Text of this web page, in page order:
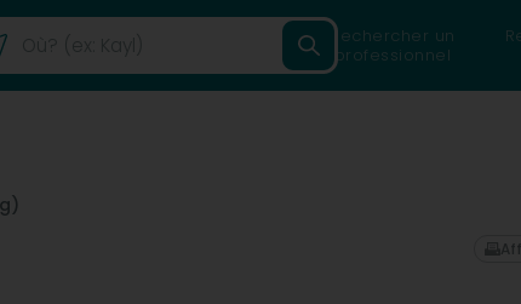
Rechercher un
professionnel